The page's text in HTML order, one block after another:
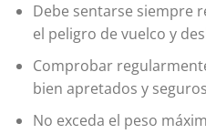
Debe sentarse siempre
el peligro de vuelco y
Comprobar
bien apretados y
No exceda el peso